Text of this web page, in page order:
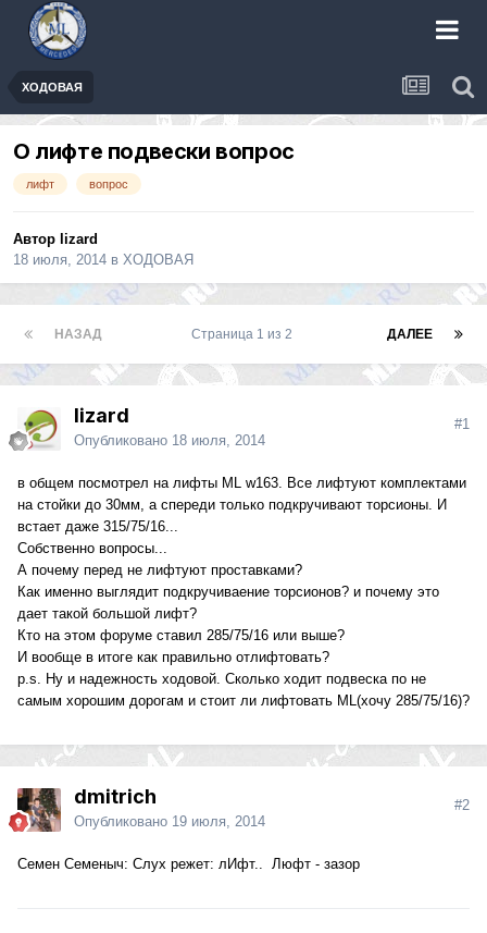
ХОДОВАЯ
О лифте подвески вопрос
лифт вопрос
Автор lizard
18 июля, 2014 в ХОДОВАЯ
НАЗАД ДАЛЕЕ
Страница 1 из 2
lizard
Опубликовано 18 июля, 2014
#1
в общем посмотрел на лифты ML w163. Все лифтуют комплектами
на стойки до 30мм, а спереди только подкручивают торсионы. И
встает даже 315/75/16...
Собственно вопросы...
А почему перед не лифтуют проставками?
Как именно выглядит подкручиваение торсионов? и почему это
дает такой большой лифт?
Кто на этом форуме ставил 285/75/16 или выше?
И вообще в итоге как правильно отлифтовать?
p.s. Ну и надежность ходовой. Сколько ходит подвеска по не
самым хорошим дорогам и стоит ли лифтовать ML(хочу 285/75/16)?
dmitrich
Опубликовано 19 июля, 2014
#2
Семен Семеныч: Слух режет: лИфт.. Люфт - зазор